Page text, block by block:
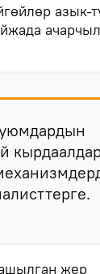
азык-
жер